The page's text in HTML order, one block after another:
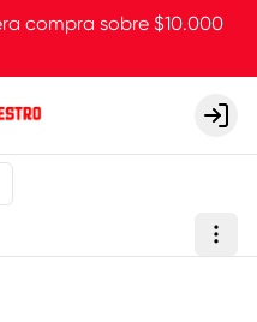
compra sobre $10.000
Login